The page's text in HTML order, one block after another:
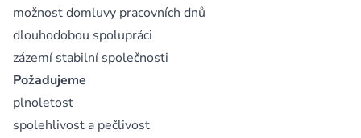
možnost domluvy pracovních dnů
dlouhodobou spolupráci
zázemí stabilní společnosti
Požadujeme
plnoletost
spolehlivost a pečlivost